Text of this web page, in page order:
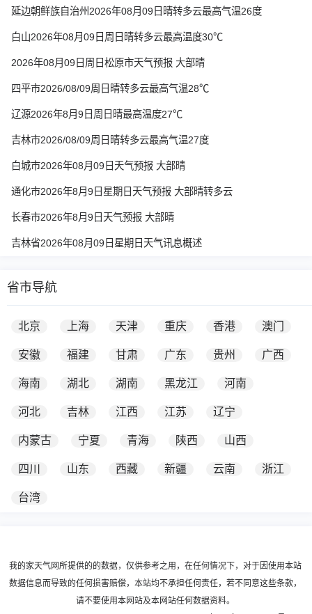
延边朝鲜族自治州2026年08月09日晴转多云最高气温26度
白山2026年08月09日周日晴转多云最高温度30℃
2026年08月09日周日松原市天气预报 大部晴
四平市2026/08/09周日晴转多云最高气温28℃
辽源2026年8月9日周日晴最高温度27℃
吉林市2026/08/09周日晴转多云最高气温27度
白城市2026年08月09日天气预报 大部晴
通化市2026年8月9日星期日天气预报 大部晴转多云
长春市2026年8月9日天气预报 大部晴
吉林省2026年08月09日星期日天气讯息概述
省市导航
北京 上海 天津 重庆 香港 澳门
安徽 福建 甘肃 广东 贵州 广西
海南 湖北 湖南 黑龙江 河南
河北 吉林 江西 江苏 辽宁
内蒙古 宁夏 青海 陕西 山西
四川 山东 西藏 新疆 云南 浙江
台湾
我的家天气网所提供的的数据，仅供参考之用，在任何情况下，对于因使用本站
数据信息而导致的任何损害赔偿，本站均不承担任何责任，若不同意这些条款，
请不要使用本网站及本网站任何数据资料。